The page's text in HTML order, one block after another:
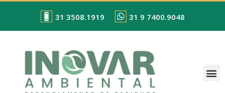
31 3508.1919 31 9 7400.9048